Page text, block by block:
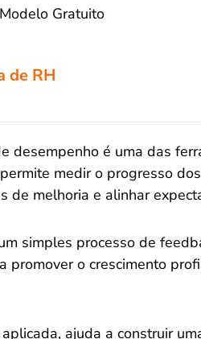
Gratuito
de RH
desempenho é uma das
medir o progresso
de melhoria e alinhar
simples processo de
promover o crescimento
ajuda a construir